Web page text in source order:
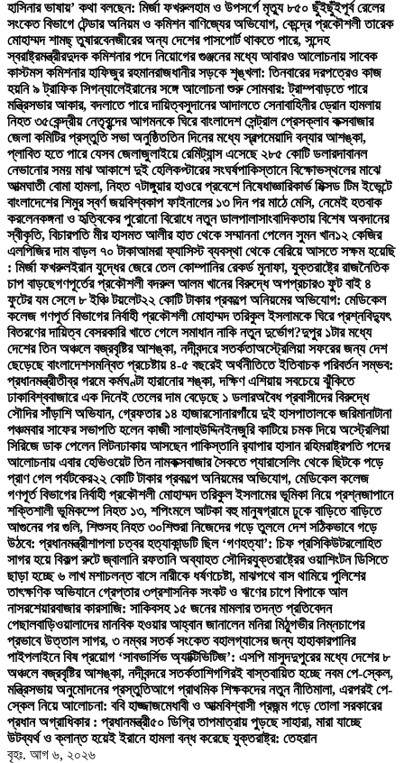
হাসিনার ভাষায়’ কথা বলছেন: মির্জা ফখরুলহাম ও উপসর্গে মৃত্যু ৮৫০ ছুঁইছুঁইপূর্ব রেলের
সংকেত বিভাগে টেন্ডার অনিয়ম ও কমিশন বাণিজ্যের অভিযোগ, কেন্দ্রে প্রকৌশলী তারেক
মোহাম্মদ শামছ্ তুষারবেনজীরের অন্য দেশের পাসপোর্ট থাকতে পারে, সন্দেহ
স্বরাষ্ট্রমন্ত্রীরদুদক কমিশনার পদে নিয়োগের গুঞ্জনের মধ্যে আবারও আলোচনায় সাবেক
কাস্টমস কমিশনার হাফিজুর রহমানরাজধানীর সড়কে শৃঙ্খলা: তিনবারের দরপত্রেও কাজ
হয়নি ৯ ট্রাফিক সিগন্যালেইরানের সঙ্গে আলোচনা শুরু সোমবার: ট্রাম্পবাড়তে পারে
মন্ত্রিসভার আকার, বদলাতে পারে দায়িত্বসুদানের আদালতে সেনাবাহিনীর ড্রোন হামলায়
নিহত ৩৫কেন্দ্রীয় নেতৃবৃন্দের আগমনকে ঘিরে বাংলাদেশ সেন্ট্রাল প্রেসক্লাব কক্সবাজার
জেলা কমিটির প্রস্তুতি সভা অনুষ্ঠিততিন দিনের মধ্যে স্বল্পমেয়াদি বন্যার আশঙ্কা,
প্লাবিত হতে পারে যেসব জেলাজুলাইয়ে রেমিট্যান্স এসেছে ২৮৫ কোটি ডলারদাবানল
নেভানোর সময় মাঝ আকাশে দুই হেলিকপ্টারের সংঘর্ষপাকিস্তানে বিক্ষোভস্থলের মাঝে
আত্মঘাতী বোমা হামলা, নিহত ৭টাঙ্গুয়ার হাওরে প্রবেশে নিষেধাজ্ঞারিকার্ভ মিক্সড টিম ইভেন্টে
বাংলাদেশের শিমুর স্বর্ণ জয়বিশ্বকাপ ফাইনালের ১৩ দিন পর মাঠে মেসি, নেমেই হতবাক
করলেনকঙ্গনা ও হৃত্বিকের পুরোনো বিরোধে নতুন ডালপালাসাংবাদিকতায় বিশেষ অবদানের
স্বীকৃতি, বিচারপতি মীর হাসমত আলীর হাত থেকে সম্মাননা পেলেন সুমন খান১২ কেজির
এলপিজির দাম বাড়ল ৭০ টাকাআমরা ফ্যাসিস্ট ব্যবস্থা থেকে বেরিয়ে আসতে সক্ষম হয়েছি
: মির্জা ফখরুলইরান যুদ্ধের জেরে তেল কোম্পানির রেকর্ড মুনাফা, যুক্তরাষ্ট্রে রাজনৈতিক
চাপ বাড়ছেগণপূর্তের প্রকৌশলী বদরুল আলম খানের বিরুদ্ধে অপপ্রচার৩ ফুট বাই ৪
ফুটের যম সেলে ৮ ইঞ্চি টয়লেট২২ কোটি টাকার প্রকল্পে অনিয়মের অভিযোগ: মেডিকেল
কলেজ গণপূর্ত বিভাগের নির্বাহী প্রকৌশলী মোহাম্মদ তরিকুল ইসলামকে ঘিরে প্রশ্নবিদ্যুৎ
বিতরণের দায়িত্ব বেসরকারি খাতে গেলে সমাধান নাকি নতুন দুর্ভোগ?দুপুর ১টার মধ্যে
দেশের তিন অঞ্চলে বজ্রবৃষ্টির আশঙ্কা, নদীবন্দরে সতর্কতাঅস্ট্রেলিয়া সফরের জন্য দেশ
ছেড়েছে বাংলাদেশসমন্বিত প্রচেষ্টায় ৪-৫ বছরেই অর্থনীতিতে ইতিবাচক পরিবর্তন সম্ভব:
প্রধানমন্ত্রীতীব্র গরমে কর্মঘণ্টা হারানোর শঙ্কা, দক্ষিণ এশিয়ায় সবচেয়ে ঝুঁকিতে
ঢাকাবিশ্ববাজারে এক দিনেই তেলের দাম বেড়েছে ১ ডলারঅবৈধ প্রবাসীদের বিরুদ্ধে
সৌদির সাঁড়াশি অভিযান, গ্রেফতার ১৪ হাজারসোনারগাঁয়ে দুই হাসপাতালকে জরিমানাটানা
পঞ্চমবার সাফের সভাপতি হলেন কাজী সালাহউদ্দিনইনজুরি কাটিয়ে চমক দিয়ে অস্ট্রেলিয়া
সিরিজে ডাক পেলেন লিটনঢাকায় আসছেন পাকিস্তানি র‍্যাপার হাসান রহিমরাষ্ট্রপতি পদের
আলোচনায় এবার হেভিওয়েট তিন নামকক্সবাজার সৈকতে প্যারাসেলিং থেকে ছিটকে পড়ে
প্রাণ গেল পর্যটকের২২ কোটি টাকার প্রকল্পে অনিয়মের অভিযোগ, মেডিকেল কলেজ
গণপূর্ত বিভাগের নির্বাহী প্রকৌশলী মোহাম্মদ তরিকুল ইসলামের ভূমিকা নিয়ে প্রশ্নজাপানে
শক্তিশালী ভূমিকম্পে নিহত ১৩, শপিংমলে আটকা বহু মানুষগ্রামে ঢুকে বাড়িতে বাড়িতে
আগুনের পর গুলি, শিশুসহ নিহত ৩০শিশুরা নিজেদের গড়ে তুললে দেশ সঠিকভাবে গড়ে
উঠবে: প্রধানমন্ত্রীশাপলা চত্বর হত্যাকান্ডটি ছিল ‘গণহত্যা’: চিফ প্রসিকিউটরলোহিত
সাগর হয়ে বিকল্প রুটে জ্বালানি রফতানি অব্যাহত সৌদিরযুক্তরাষ্ট্রের ওয়াশিংটন ডিসিতে
ছাড়া হচ্ছে ৬ লাখ মশাচলন্ত বাসে নারীকে ধর্ষণচেষ্টা, মাঝপথে বাস থামিয়ে পুলিশের
তাৎক্ষণিক অভিযানে গ্রেপ্তার ৩প্রশাসনিক সংকট ও ঋণের চাপে বিপাকে আল
নাসরশেয়ারবাজার কারসাজি: সাকিবসহ ১৫ জনের মামলার তদন্ত প্রতিবেদন
পেছালবাড়িওয়ালাদের মানবিক হওয়ার আহ্বান জানালেন মনিরা মিঠুগভীর নিম্নচাপের
প্রভাবে উত্তাল সাগর, ৩ নম্বর সতর্ক সংকেত বহালগ্যাসের জন্য হাহাকারপানির
পাইপলাইনে বিষ প্রয়োগ ‘সাবভার্সিভ অ্যাক্টিভিটিজ’: এসপি মাসুদদুপুরের মধ্যে দেশের ৮
অঞ্চলে বজ্রবৃষ্টির আশঙ্কা, নদীবন্দরে সতর্কতাশিগগিরই বাস্তবায়িত হচ্ছে নবম পে-স্কেল,
মন্ত্রিসভায় অনুমোদনের প্রস্তুতিআগে প্রাথমিক শিক্ষকদের নতুন নীতিমালা, এরপরই পে-
স্কেল নিয়ে আলোচনা: ববি হাজ্জাজমেধাবী ও আত্মবিশ্বাসী প্রজন্ম গড়ে তোলা সরকারের
প্রধান অগ্রাধিকার : প্রধানমন্ত্রী৫০ ডিগ্রি তাপমাত্রায় পুড়ছে সাহারা, মারা যাচ্ছে
উটব্যর্থ ও ক্লান্ত হয়েই ইরানে হামলা বন্ধ করেছে যুক্তরাষ্ট্র: তেহরান
বৃহঃ. আগ ৬, ২০২৬